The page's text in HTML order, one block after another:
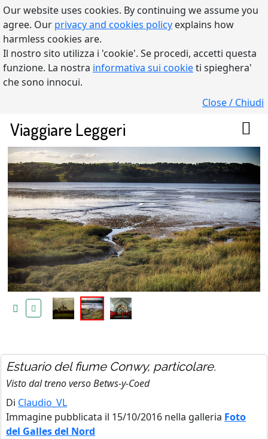
Our website uses cookies. By continuing we assume you
agree. Our privacy and cookies policy explains how
harmless cookies are.
Il nostro sito utilizza i 'cookie'. Se procedi, accetti questa
funzione. La nostra informativa sui cookieti spieghera'
che sono innocui.
Close / Chiudi
Viaggiare Leggeri
Estuario del fiume Conwy, particolare.
Visto dal treno verso Betws-y-Coed
Di Claudio_VL
Immagine pubblicata il 15/10/2016 nella galleria Foto
del Galles del Nord